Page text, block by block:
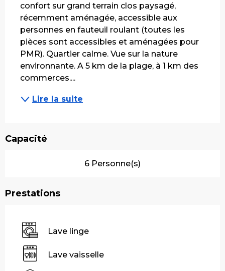
confort sur grand terrain clos paysagé,
récemment aménagée, accessible aux
personnes en fauteuil roulant (toutes les
pièces sont accessibles et aménagées pour
PMR). Quartier calme. Vue sur la nature
environnante. A 5 km de la plage, à 1 km des
commerces....
Lire la suite
Capacité
6 Personne(s)
Prestations
Lave linge
Lave vaisselle